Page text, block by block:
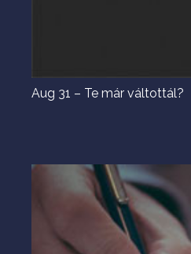
Aug 31 – Te már váltottál?